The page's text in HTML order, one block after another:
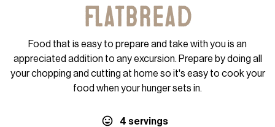
flatbread
Food that is easy to prepare and take with you is an
appreciated addition to any excursion. Prepare by doing all
your chopping and cutting at home so it's easy to cook your
food when your hunger sets in.
4 servings